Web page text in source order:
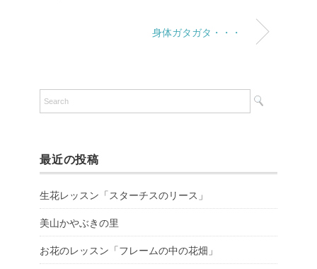
身体ガタガタ・・・
最近の投稿
生花レッスン「スターチスのリース」
美山かやぶきの里
お花のレッスン「フレームの中の花畑」